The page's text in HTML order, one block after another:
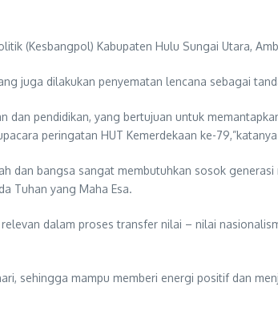
(Kesbangpol) Kabupaten Hulu Sungai Utara,
juga dilakukan penyematan lencana sebagai
pendidikan, yang bertujuan untuk
peringatan HUT Kemerdekaan ke-
dan bangsa sangat membutuhkan sosok generasi
Tuhan yang Maha Esa.
dalam proses transfer nilai – nilai
sehingga mampu memberi energi positif dan